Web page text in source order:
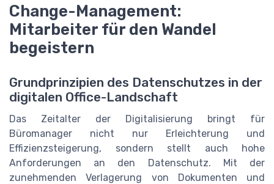
Change-Management:
Mitarbeiter für den Wandel
begeistern
Grundprinzipien des Datenschutzes in der
digitalen Office-Landschaft
Das Zeitalter der Digitalisierung bringt für
Büromanager nicht nur Erleichterung und
Effizienzsteigerung, sondern stellt auch hohe
Anforderungen an den Datenschutz. Mit der
zunehmenden Verlagerung von Dokumenten und